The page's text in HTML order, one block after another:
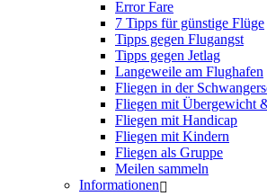
Error Fare
7 Tipps für günstige Flüge
Tipps gegen Flugangst
Tipps gegen Jetlag
Langeweile am Flughafen
Fliegen in der
Fliegen mit Übergewicht
Fliegen mit Handicap
Fliegen mit Kindern
Fliegen als Gruppe
Meilen sammeln
Informationen